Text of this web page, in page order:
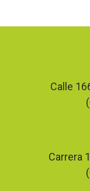
Calle
Carrera